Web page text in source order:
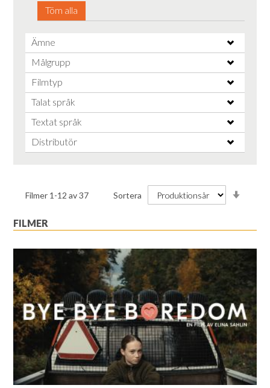
Töm alla
Ämne
Målgrupp
Filmtyp
Talat språk
Textat språk
Distributör
Filmer 1 -12 av37 Sortera
FILMER